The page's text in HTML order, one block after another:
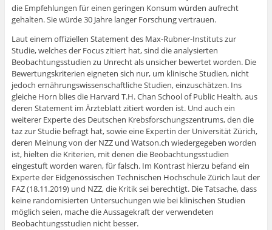
die Empfehlungen für einen geringen Konsum würden aufrecht
gehalten. Sie würde 30 Jahre langer Forschung vertrauen.
Laut einem offiziellen Statement des Max-Rubner-Instituts zur
Studie, welches der Focus zitiert hat, sind die analysierten
Beobachtungsstudien zu Unrecht als unsicher bewertet worden. Die
Bewertungskriterien eigneten sich nur, um klinische Studien, nicht
jedoch ernährungswissenschaftliche Studien, einzuschätzen. Ins
gleiche Horn blies die Harvard T.H. Chan School of Public Health, aus
deren Statement im Ärzteblatt zitiert worden ist. Und auch ein
weiterer Experte des Deutschen Krebsforschungszentrums, den die
taz zur Studie befragt hat, sowie eine Expertin der Universität Zürich,
deren Meinung von der NZZ und Watson.ch wiedergegeben worden
ist, hielten die Kriterien, mit denen die Beobachtungsstudien
eingestuft worden waren, für falsch. Im Kontrast hierzu befand ein
Experte der Eidgenössischen Technischen Hochschule Zürich laut der
FAZ (18.11.2019) und NZZ, die Kritik sei berechtigt. Die Tatsache, dass
keine randomisierten Untersuchungen wie bei klinischen Studien
möglich seien, mache die Aussagekraft der verwendeten
Beobachtungsstudien nicht besser.